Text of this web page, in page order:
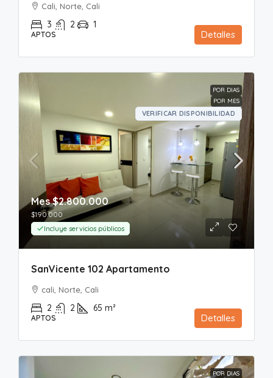
Cali, Norte, Cali
3 2 1
APTOS Detalles
POR DIAS
POR MES
VERIFICAR DISPONIBILIDAD
Mes$2.800.000
$190.000
Incluye servicios públicos
SanVicente 102 Apartamento
cali, Norte, Cali
2 2 65 m²
APTOS Detalles
POR DIAS